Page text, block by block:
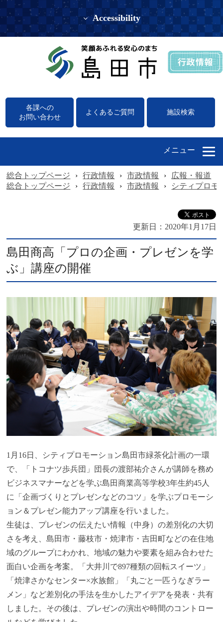
Accessibility
各課への
お問い合わせ
よくあるご質問 施設検索
メニュー
総合トップページ › 行政情報 › 市政情報 › 広報・報道
総合トップページ
› 行政情報 › 市政情報 › シティプロモ
更新日： 2020年1月17日
島田商高「プロの企画・プレゼンを学
ぶ」講座の開催
1月16日、シティプロモーション島田市緑茶化計画の一環
で、「トコナツ歩兵団」団長の渡部祐介さんが講師を務め
ビジネスマナーなどを学ぶ島田商業高等学校3年生約45人
に「企画づくりとプレゼンなどのコツ」を学ぶプロモーシ
ョン＆プレゼン能力アップ講座を行いました。
生徒は、プレゼンの伝えたい情報（中身）の差別化の大切
さを考え、島田市・藤枝市・焼津市・吉田町などの在住地
域のグループにわかれ、地域の魅力や要素を組み合わせた
面白い企画を考案。「大井川で897種類の回転スイーツ」
「焼津さかなセンター×水族館」「丸ごと一匹うなぎラー
メン」など差別化の手法を生かしたアイデアを発表・共有
しました。その後は、プレゼンの演出や時間のコントロー